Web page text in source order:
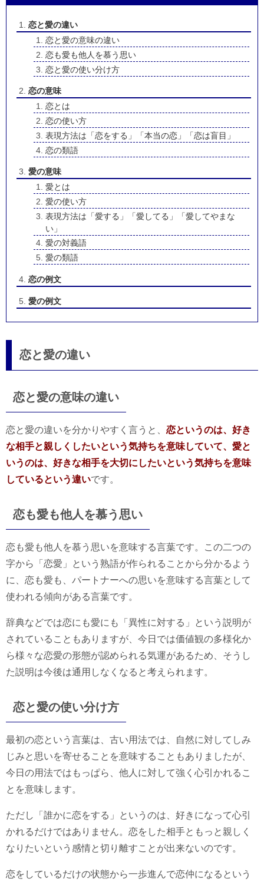
恋と愛の違い
恋と愛の意味の違い
恋も愛も他人を慕う思い
恋と愛の使い分け方
恋の意味
恋とは
恋の使い方
表現方法は「恋をする」「本当の恋」「恋は盲目」
恋の類語
愛の意味
愛とは
愛の使い方
表現方法は「愛する」「愛してる」「愛してやまな
い」
愛の対義語
愛の類語
恋の例文
愛の例文
恋と愛の違い
恋と愛の意味の違い
恋と愛の違いを分かりやすく言うと、 恋というのは、好き
な相手と親しくしたいという気持ちを意味していて、愛と
いうのは、好きな相手を大切にしたいという気持ちを意味
しているという違いです。
恋も愛も他人を慕う思い
恋も愛も他人を慕う思いを意味する言葉です。この二つの
字から「恋愛」という熟語が作られることから分かるよう
に、恋も愛も、パートナーへの思いを意味する言葉として
使われる傾向がある言葉です。
辞典などでは恋にも愛にも「異性に対する」という説明が
されていることもありますが、今日では価値観の多様化か
ら様々な恋愛の形態が認められる気運があるため、そうし
た説明は今後は通用しなくなると考えられます。
恋と愛の使い分け方
最初の恋という言葉は、古い用法では、自然に対してしみ
じみと思いを寄せることを意味することもありましたが、
今日の用法ではもっぱら、他人に対して強く心引かれるこ
とを意味します。
ただし「誰かに恋をする」というのは、好きになって心引
かれるだけではありません。恋をした相手ともっと親しく
なりたいという感情と切り離すことが出来ないのです。
恋をしているだけの状態から一歩進んで恋仲になるという